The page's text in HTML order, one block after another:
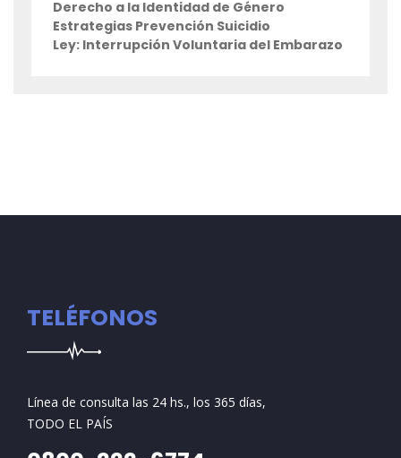
Derecho a la Identidad de Género
Estrategias Prevención Suicidio
Ley: Interrupción Voluntaria del Embarazo
TELÉFONOS
Línea de consulta las 24 hs., los 365 días,
TODO EL PAÍS